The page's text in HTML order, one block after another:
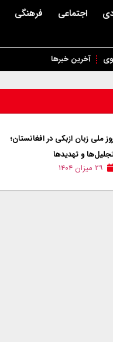
اجتماعی فرهنگی
آخرین خبرها
ملی زبان ازبکی در افغانستان؛
و تهدیدها
۲۹ میزان ۱۴۰۴